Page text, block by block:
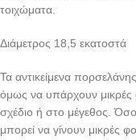
τοιχώματα.
Διάμετρος 18,5 εκατοστά
Τα αντικείμενα
όμως να υπάρχουν μικρές
σχέδιο ή στο μέγεθος.
μπορεί να γίνουν μικρές